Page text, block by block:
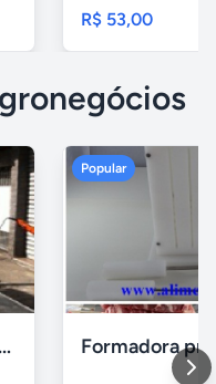
R$ 53,00
Guindaste munck para 2 toneladas
Popular